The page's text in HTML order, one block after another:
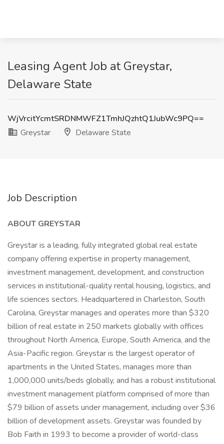
Leasing Agent Job at Greystar,
Delaware State
WjVrcitYcmtSRDNMWFZ1TmhJQzhtQ1JubWc9PQ==
Greystar
Delaware State
Job Description
ABOUT GREYSTAR
Greystar is a leading, fully integrated global real estate
company offering expertise in property management,
investment management, development, and construction
services in institutional-quality rental housing, logistics, and
life sciences sectors. Headquartered in Charleston, South
Carolina, Greystar manages and operates more than $320
billion of real estate in 250 markets globally with offices
throughout North America, Europe, South America, and the
Asia-Pacific region. Greystar is the largest operator of
apartments in the United States, manages more than
1,000,000 units/beds globally, and has a robust institutional
investment management platform comprised of more than
$79 billion of assets under management, including over $36
billion of development assets. Greystar was founded by
Bob Faith in 1993 to become a provider of world-class